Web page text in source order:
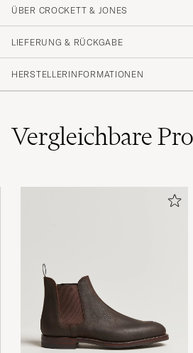
ÜBER CROCKETT & JONES
LIEFERUNG & RÜCKGABE
HERSTELLERINFORMATIONEN
Vergleichbare